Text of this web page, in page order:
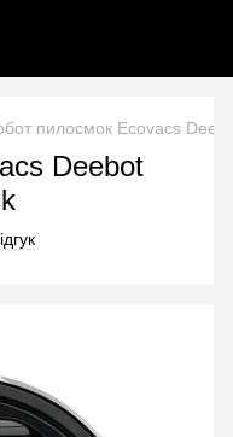
пилосмок Ecovacs
Deebot